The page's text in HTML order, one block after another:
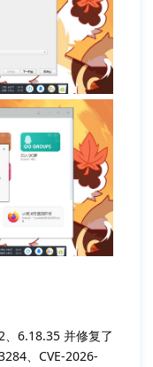
6.18.35 并修复了
、CVE-2026-